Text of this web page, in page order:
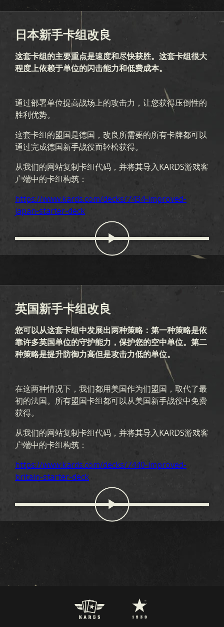
日本新手卡组改良
这套卡组的主要重点是速度和尽快获胜。这套卡组很大
程度上依赖于单位的闪击能力和低费成本。
通过部署单位提高战场上的攻击力，让您获得压倒性的
胜利优势。
这套卡组的盟国是德国，改良所需要的所有卡牌都可以
通过完成德国新手战役而轻松获得。
从我们的网站复制卡组代码，并将其导入KARDS游戏客
户端中的卡组构筑：
https://www.kards.com/decks/7434-improved-
japan-starter-deck
英国新手卡组改良
您可以从这套卡组中发展出两种策略：第一种策略是依
靠许多英国单位的守护能力，保护您的空中单位。第二
种策略是提升防御力高但是攻击力低的单位。
在这两种情况下，我们都用美国作为们盟国，取代了最
初的法国。所有盟国卡组都可以从美国新手战役中免费
获得。
从我们的网站复制卡组代码，并将其导入KARDS游戏客
户端中的卡组构筑：
https://www.kards.com/decks/7440-improved-
britain-starter-deck